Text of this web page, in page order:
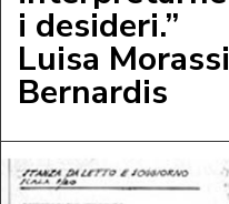
i desideri.”
Luisa Morassi
Bernardis